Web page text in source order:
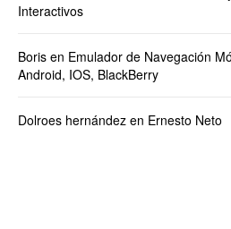
Interactivos
Boris en Emulador de Navegación
Android, IOS, BlackBerry
Dolroes hernández en Ernesto Neto